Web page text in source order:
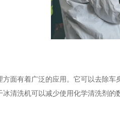
面有着广泛的应用。它可以去除
清洗机可以减少使用化学清洗剂的